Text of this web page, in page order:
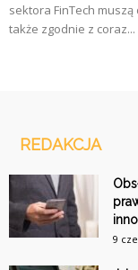
sektora FinTech
także zgodnie z coraz...
REDAKCJA
9